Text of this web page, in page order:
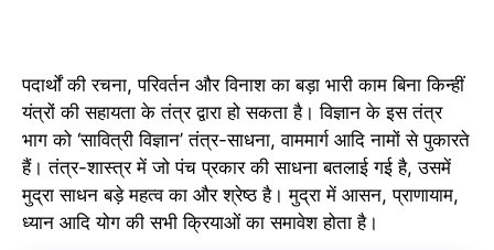
पदार्थों की रचना, परिवर्तन और विनाश का बड़ा भारी काम बिना किन्हीं
यंत्रों की सहायता के तंत्र द्वारा हो सकता है। विज्ञान के इस तंत्र
भाग को ‘सावित्री विज्ञान’ तंत्र-साधना, वाममार्ग आदि नामों से पुकारते
हैं। तंत्र-शास्त्र में जो पंच प्रकार की साधना बतलाई गई है, उसमें
मुद्रा साधन बड़े महत्व का और श्रेष्ठ है। मुद्रा में आसन, प्राणायाम,
ध्यान आदि योग की सभी क्रियाओं का समावेश होता है।